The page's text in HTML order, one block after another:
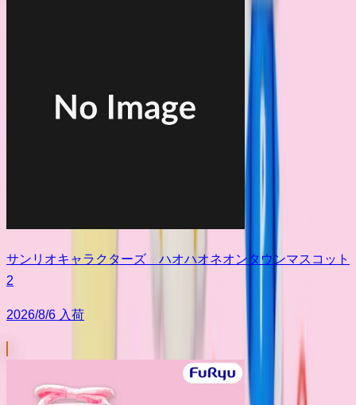
サンリオキャラクターズ ハオハオネオンタウンマスコット
2
2026/8/6 入荷